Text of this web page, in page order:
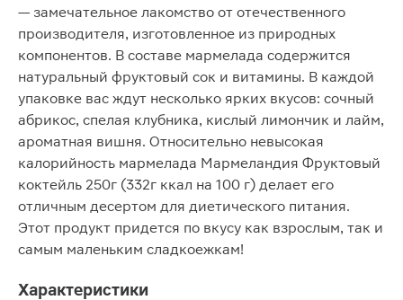
— замечательное лакомство от отечественного
производителя, изготовленное из природных
компонентов. В составе мармелада содержится
натуральный фруктовый сок и витамины. В каждой
упаковке вас ждут несколько ярких вкусов: сочный
абрикос, спелая клубника, кислый лимончик и лайм,
ароматная вишня. Относительно невысокая
калорийность мармелада Мармеландия Фруктовый
коктейль 250г (332г ккал на 100 г) делает его
отличным десертом для диетического питания.
Этот продукт придется по вкусу как взрослым, так и
самым маленьким сладкоежкам!
Характеристики